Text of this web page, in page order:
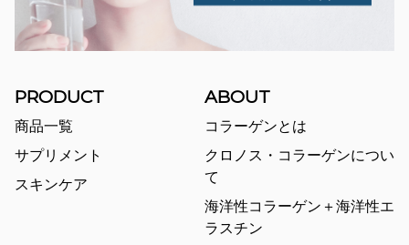
PRODUCT
商品一覧
サプリメント
スキンケア
ABOUT
コラーゲンとは
クロノス・コラーゲンについ
て
海洋性コラーゲン＋海洋性エ
ラスチン